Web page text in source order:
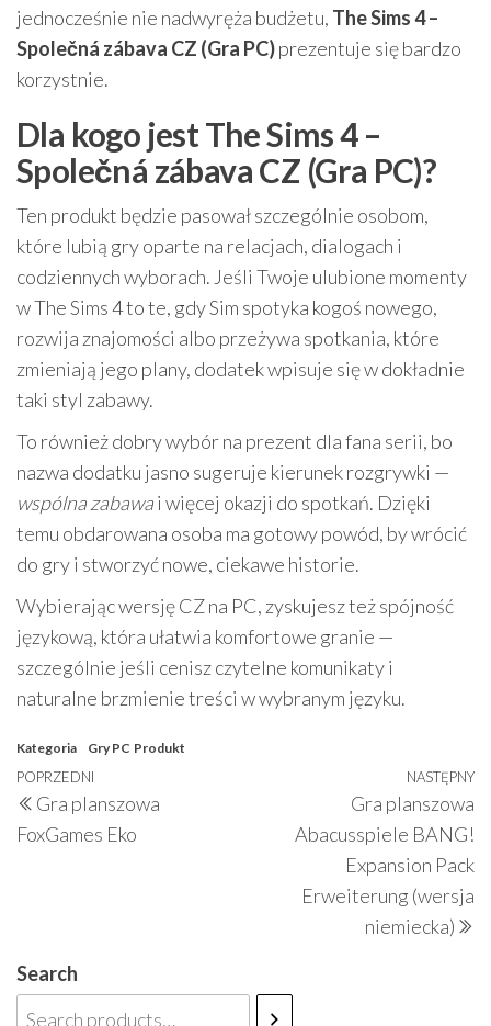
jednocześnie nie nadwyręża budżetu, The Sims 4 –
Společná zábava CZ (Gra PC)prezentuje się bardzo
korzystnie.
Dla kogo jest The Sims 4 –
Společná zábava CZ (Gra PC)?
Ten produkt będzie pasował szczególnie osobom,
które lubią gry oparte na relacjach, dialogach i
codziennych wyborach. Jeśli Twoje ulubione momenty
w The Sims 4 to te, gdy Sim spotyka kogoś nowego,
rozwija znajomości albo przeżywa spotkania, które
zmieniają jego plany, dodatek wpisuje się w dokładnie
taki styl zabawy.
To również dobry wybór na prezent dla fana serii, bo
nazwa dodatku jasno sugeruje kierunek rozgrywki —
wspólna zabawai więcej okazji do spotkań. Dzięki
temu obdarowana osoba ma gotowy powód, by wrócić
do gry i stworzyć nowe, ciekawe historie.
Wybierając wersję CZ na PC, zyskujesz też spójność
językową, która ułatwia komfortowe granie —
szczególnie jeśli cenisz czytelne komunikaty i
naturalne brzmienie treści w wybranym języku.
Kategoria Gry PC Produkt
Nawigacja
wpisu
Poprzedni
wpis
POPRZEDNI
Gra planszowa
FoxGames Eko
NASTĘPNY
Gra planszowa
Abacusspiele BANG!
Expansion Pack
Erweiterung (wersja
niemiecka)
Search